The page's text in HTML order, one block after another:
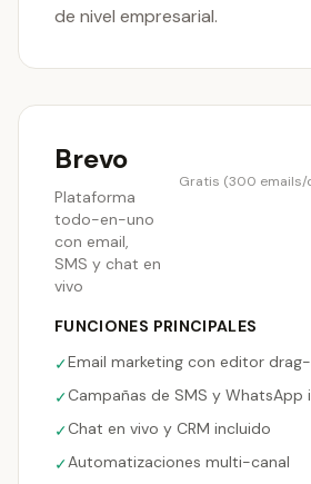
de nivel empresarial.
Brevo
Plataforma
todo-en-uno
con email,
SMS y chat en
vivo
Gratis (300 emails/
FUNCIONES PRINCIPALES
✓Email marketing con editor
✓Campañas de SMS y WhatsApp
✓Chat en vivo y CRM incluido
✓Automatizaciones multi-canal